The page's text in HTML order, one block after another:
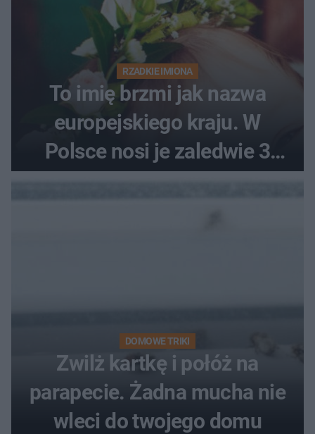
RZADKIE IMIONA
To imię brzmi jak nazwa
europejskiego kraju. W
Polsce nosi je zaledwie 3
kobiety
DOMOWE TRIKI
Zwilż kartkę i połóż na
parapecie. Żadna mucha nie
wleci do twojego domu